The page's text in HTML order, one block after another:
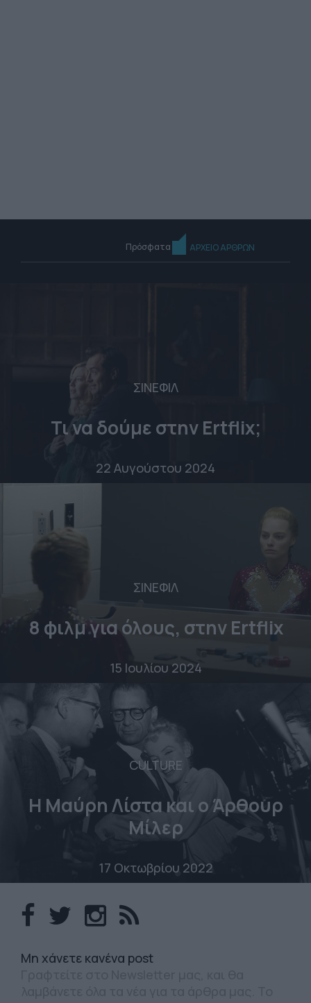
Πρόσφατα ΑΡΧΕΙΟ ΑΡΘΡΩΝ
ΣΙΝΕΦΙΛ
Τι να δούμε στην Ertflix;
22 Αυγούστου 2024
ΣΙΝΕΦΙΛ
8 φιλμ για όλους, στην Ertflix
15 Ιουλίου 2024
CULTURE
Η Μαύρη Λίστα και ο Άρθουρ
Μίλερ
17 Οκτωβρίου 2022
Mη χάνετε κανένα post